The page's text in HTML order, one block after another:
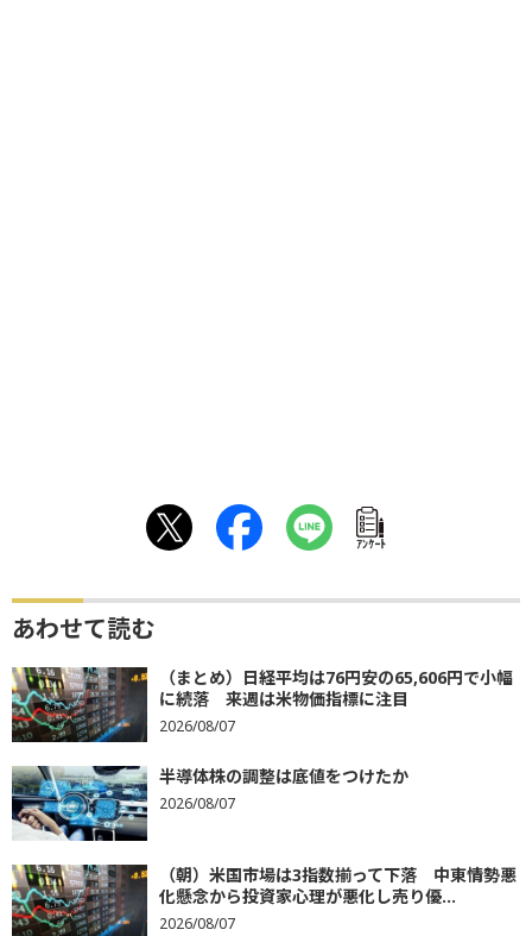
ｱﾝｹｰﾄ
あわせて読む
（まとめ）日経平均は76円安の65,606円で小幅
に続落 来週は米物価指標に注目
2026/08/07
半導体株の調整は底値をつけたか
2026/08/07
（朝）米国市場は3指数揃って下落 中東情勢悪
化懸念から投資家心理が悪化し売り優...
2026/08/07